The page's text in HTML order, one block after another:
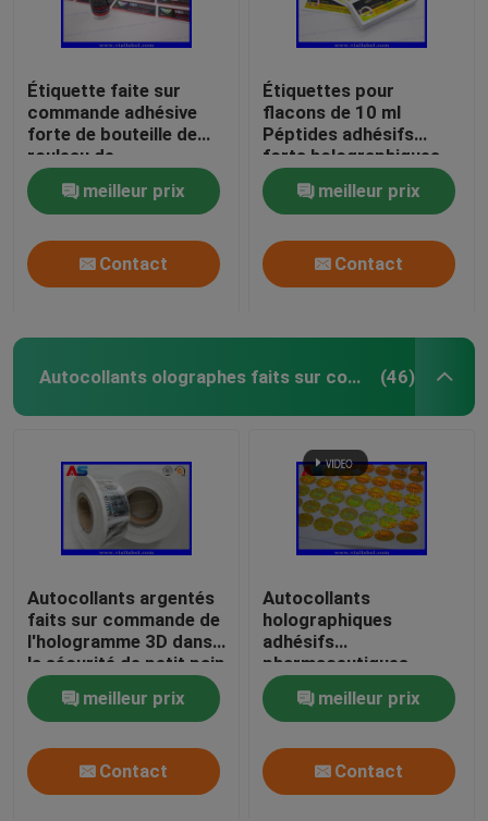
Étiquette faite sur
commande adhésive
forte de bouteille de
rouleau de
l'hologramme 2ml pour
des peptides
meilleur prix
Contact
Étiquettes pour
flacons de 10 ml
Péptides adhésifs
forts holographiques
Étiquettes pour
flacons
pharmaceutiques
25x60 mm
meilleur prix
Contact
Autocollants olographes faits sur commande (46)
Autocollants argentés
faits sur commande de
l'hologramme 3D dans
la sécurité de petit pain
véritable avec les
autocollants
olographes de sécurité
de codes noirs sérieux
meilleur prix
Contact
Autocollants
holographiques
adhésifs
pharmaceutiques
ronds VOID
Hologramme 3D anti-
contrefaçon
meilleur prix
Contact